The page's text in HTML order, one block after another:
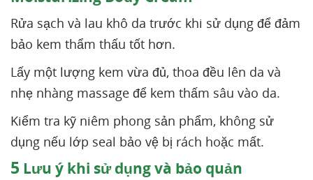
Rửa sạch và lau khô da trước khi sử dụng để đảm
bảo kem thẩm thấu tốt hơn.
Lấy một lượng kem vừa đủ, thoa đều lên da và
nhẹ nhàng massage để kem thấm sâu vào da.
Kiểm tra kỹ niêm phong sản phẩm, không sử
dụng nếu lớp seal bảo vệ bị rách hoặc mất.
5 Lưu ý khi sử dụng và bảo quản